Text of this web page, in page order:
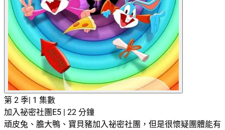
第 2 季 1 集數
加入祕密社團 E5 | 22 分鐘
頑皮兔、膽大鴨、寶貝豬加入祕密社團，但是很懷疑團體能有